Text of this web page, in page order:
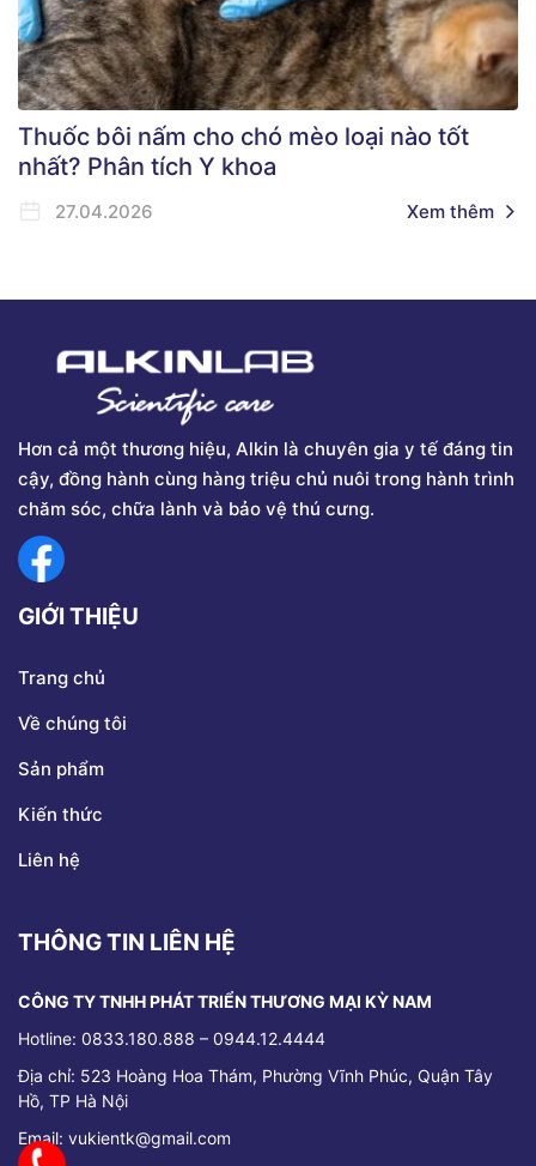
Thuốc bôi nấm cho chó mèo loại nào tốt
nhất? Phân tích Y khoa
27.04.2026 Xem thêm
Hơn cả một thương hiệu, Alkin là chuyên gia y tế đáng tin
cậy, đồng hành cùng hàng triệu chủ nuôi trong hành trình
chăm sóc, chữa lành và bảo vệ thú cưng.
GIỚI THIỆU
Trang chủ
Về chúng tôi
Sản phẩm
Kiến thức
Liên hệ
THÔNG TIN LIÊN HỆ
CÔNG TY TNHH PHÁT TRIỂN THƯƠNG MẠI KỲ NAM
Hotline: 0833.180.888 – 0944.12.4444
Địa chỉ: 523 Hoàng Hoa Thám, Phường Vĩnh Phúc, Quận Tây
Hồ, TP Hà Nội
Email: vukientk@gmail.com